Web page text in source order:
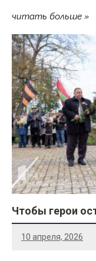
читать больше
Чтобы герои
10 апреля, 2026